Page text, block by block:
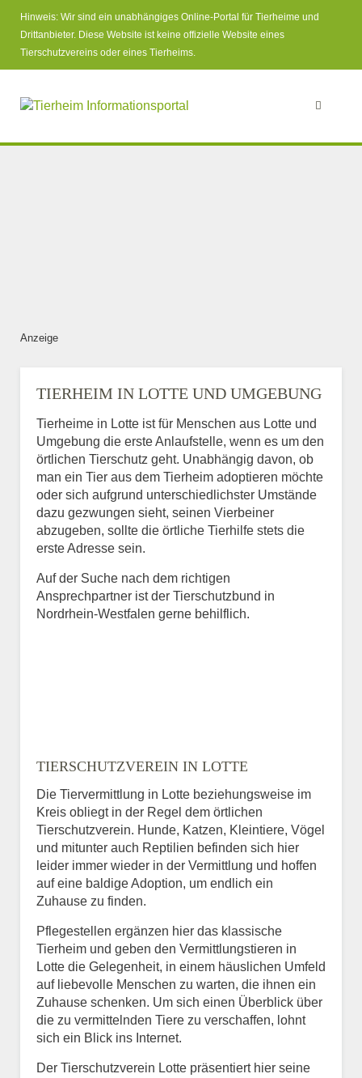
Hinweis: Wir sind ein unabhängiges Online-Portal für Tierheime und
Drittanbieter. Diese Website ist keine offizielle Website eines
Tierschutzvereins oder eines Tierheims.
Anzeige
TIERHEIM IN LOTTE UND UMGEBUNG
Tierheime in Lotte ist für Menschen aus Lotte und
Umgebung die erste Anlaufstelle, wenn es um den
örtlichen Tierschutz geht. Unabhängig davon, ob
man ein Tier aus dem Tierheim adoptieren möchte
oder sich aufgrund unterschiedlichster Umstände
dazu gezwungen sieht, seinen Vierbeiner
abzugeben, sollte die örtliche Tierhilfe stets die
erste Adresse sein.
Auf der Suche nach dem richtigen
Ansprechpartner ist der Tierschutzbund in
Nordrhein-Westfalen gerne behilflich.
TIERSCHUTZVEREIN IN LOTTE
Die Tiervermittlung in Lotte beziehungsweise im
Kreis obliegt in der Regel dem örtlichen
Tierschutzverein. Hunde, Katzen, Kleintiere, Vögel
und mitunter auch Reptilien befinden sich hier
leider immer wieder in der Vermittlung und hoffen
auf eine baldige Adoption, um endlich ein
Zuhause zu finden.
Pflegestellen ergänzen hier das klassische
Tierheim und geben den Vermittlungstieren in
Lotte die Gelegenheit, in einem häuslichen Umfeld
auf liebevolle Menschen zu warten, die ihnen ein
Zuhause schenken. Um sich einen Überblick über
die zu vermittelnden Tiere zu verschaffen, lohnt
sich ein Blick ins Internet.
Der Tierschutzverein Lotte präsentiert hier seine